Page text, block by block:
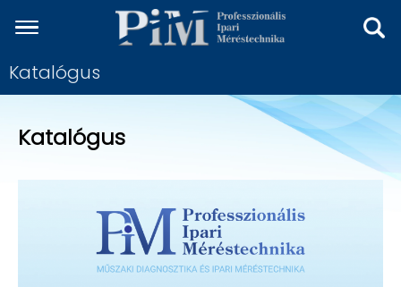
Katalógus
Katalógus